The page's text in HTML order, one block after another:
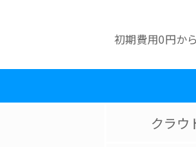
初期費用0円か
クラウ